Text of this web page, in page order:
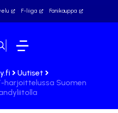
F-liiga Fanikauppa
Uutiset
harjoittelussa Suomen